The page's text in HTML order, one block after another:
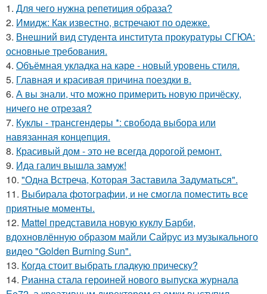
1. Для чего нужна репетиция образа?
2. Имидж: Как известно, встречают по одежке.
3. Внешний вид студента института прокуратуры СГЮА:
основные требования.
4. Объёмная укладка на каре - новый уровень стиля.
5. Главная и красивая причина поездки в.
6. А вы знали, что можно примерить новую причёску,
ничего не отрезая?
7. Куклы - трансгендеры *: свобода выбора или
навязанная концепция.
8. Красивый дом - это не всегда дорогой ремонт.
9. Ида галич вышла замуж!
10. "Одна Встреча, Которая Заставила Задуматься".
11. Выбирала фотографии, и не смогла поместить все
приятные моменты.
12. Mattel представила новую куклу Барби,
вдохновлённую образом майли Сайрус из музыкального
видео "Golden Burning Sun".
13. Когда стоит выбрать гладкую прическу?
14. Рианна стала героиней нового выпуска журнала